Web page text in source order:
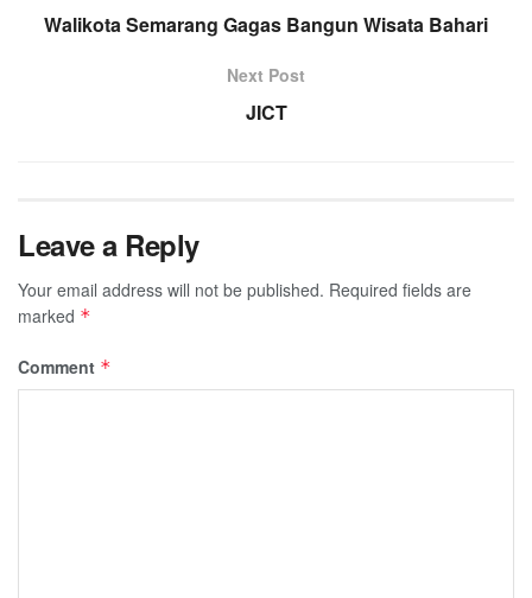
Walikota Semarang Gagas Bangun Wisata Bahari
Next Post
JICT
Leave a Reply
Your email address will not be published. Required fields are
marked *
Comment *